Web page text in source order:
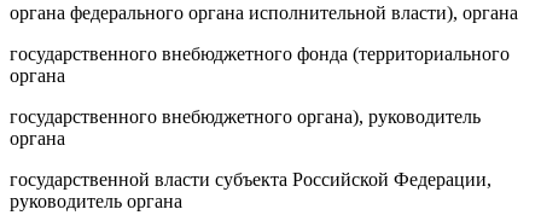
органа федерального органа исполнительной власти), органа
государственного внебюджетного фонда (территориального
органа
государственного внебюджетного органа), руководитель
органа
государственной власти субъекта Российской Федерации,
руководитель органа